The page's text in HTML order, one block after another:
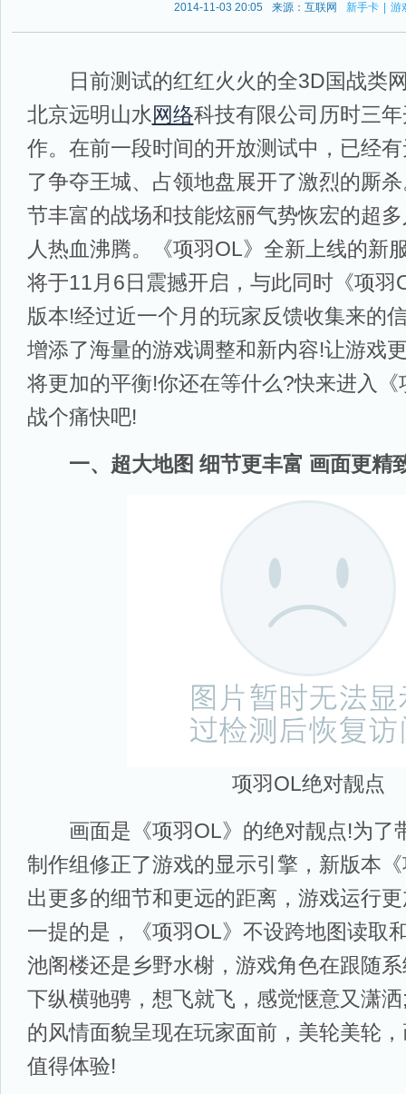
2014-11-03 20:05 来源：互联网 新手卡 游
日前测试的红红火火的全3D国战类
北京远明山水网络科技有限公司历时三
作。在前一段时间的开放测试中，已经
了争夺王城、占领地盘展开了激烈的厮
节丰富的战场和技能炫丽气势恢宏的超
人热血沸腾。《项羽OL》全新上线的新
将于11月6日震撼开启，与此同时《项羽
版本!经过近一个月的玩家反馈收集来的
增添了海量的游戏调整和新内容!让游戏
将更加的平衡!你还在等什么?快来进入
战个痛快吧!
一、超大地图 细节更丰富 画面更
项羽OL绝对靓点
画面是《项羽OL》的绝对靓点!为了
制作组修正了游戏的显示引擎，新版本
出更多的细节和更远的距离，游戏运行
一提的是，《项羽OL》不设跨地图读取
池阁楼还是乡野水榭，游戏角色在跟随
下纵横驰骋，想飞就飞，感觉惬意又潇
的风情面貌呈现在玩家面前，美轮美轮
值得体验!